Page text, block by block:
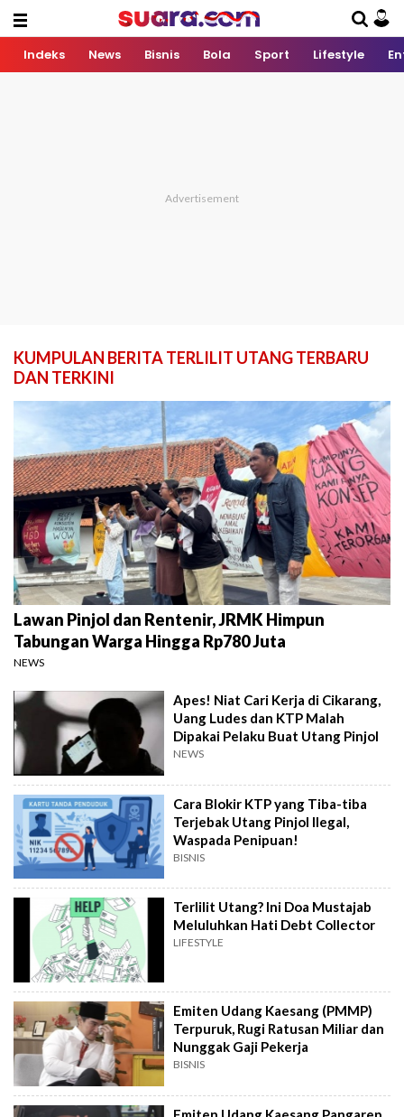
Indeks News Bisnis Bola Sport Lifestyle
KUMPULAN BERITA TERLILIT UTANG TERBARU
DAN TERKINI
Lawan Pinjol dan Rentenir, JRMK Himpun
Tabungan Warga Hingga Rp780 Juta
NEWS
Apes! Niat Cari Kerja di Cikarang,
Uang Ludes dan KTP Malah
Dipakai Pelaku Buat Utang Pinjol
NEWS
Cara Blokir KTP yang Tiba-tiba
Terjebak Utang Pinjol Ilegal,
Waspada Penipuan!
BISNIS
Terlilit Utang? Ini Doa Mustajab
Meluluhkan Hati Debt Collector
LIFESTYLE
Emiten Udang Kaesang (PMMP)
Terpuruk, Rugi Ratusan Miliar dan
Nunggak Gaji Pekerja
BISNIS